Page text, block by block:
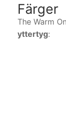
Färger
The Warm
yttertyg: